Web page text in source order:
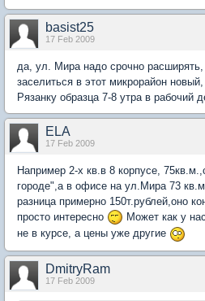
basist25
17 Feb 2009
да, ул. Мира надо срочно
заселиться в этот микрорайон
Рязанку образца 7-8 утра в рабочий
ELA
17 Feb 2009
Например 2-х кв.в 8 корпусе,
городе",а в офисе на ул.Мира 73
разница примерно 150т.рублей,оно
просто интересно
Может как у
не в курсе, а цены уже другие
DmitryRam
17 Feb 2009